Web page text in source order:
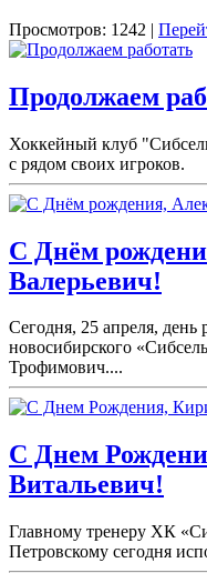
Просмотров: 1242 |
Продолжаем
Хоккейный клуб
с рядом своих игроков.
С Днём
Валерьевич!
Сегодня, 25 апреля, день
новосибирского
Трофимович....
С Днем
Витальевич!
Главному тренеру ХК
Петровскому сегодня